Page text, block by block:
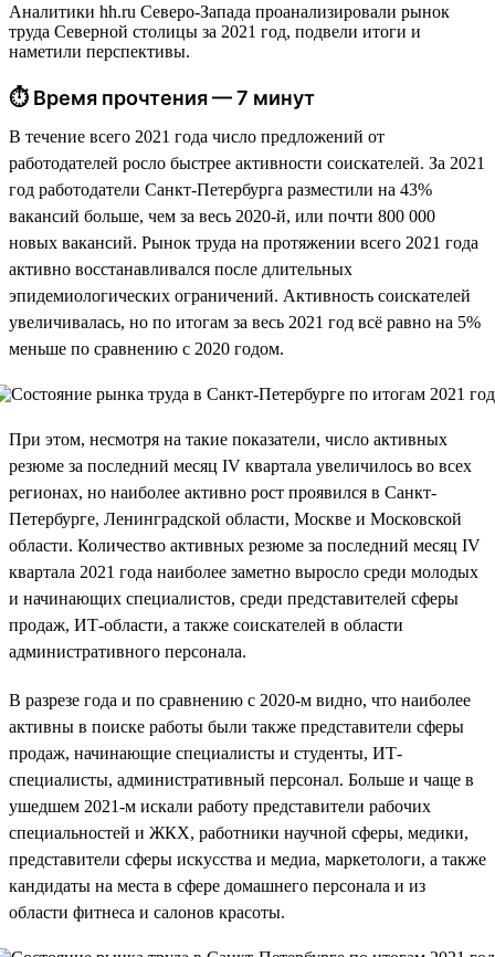
Аналитики hh.ru Северо-Запада проанализировали рынок
труда Северной столицы за 2021 год, подвели итоги и
наметили перспективы.
⏱ Время прочтения — 7 минут
В течение всего 2021 года число предложений от
работодателей росло быстрее активности соискателей. За 2021
год работодатели Санкт-Петербурга разместили на 43%
вакансий больше, чем за весь 2020-й, или почти 800 000
новых вакансий. Рынок труда на протяжении всего 2021 года
активно восстанавливался после длительных
эпидемиологических ограничений. Активность соискателей
увеличивалась, но по итогам за весь 2021 год всё равно на 5%
меньше по сравнению с 2020 годом.
При этом, несмотря на такие показатели, число активных
резюме за последний месяц IV квартала увеличилось во всех
регионах, но наиболее активно рост проявился в Санкт-
Петербурге, Ленинградской области, Москве и Московской
области. Количество активных резюме за последний месяц IV
квартала 2021 года наиболее заметно выросло среди молодых
и начинающих специалистов, среди представителей сферы
продаж, ИТ-области, а также соискателей в области
административного персонала.
В разрезе года и по сравнению с 2020-м видно, что наиболее
активны в поиске работы были также представители сферы
продаж, начинающие специалисты и студенты, ИТ-
специалисты, административный персонал. Больше и чаще в
ушедшем 2021-м искали работу представители рабочих
специальностей и ЖКХ, работники научной сферы, медики,
представители сферы искусства и медиа, маркетологи, а также
кандидаты на места в сфере домашнего персонала и из
области фитнеса и салонов красоты.